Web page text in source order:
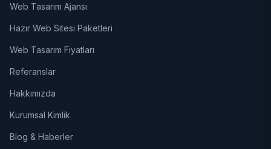
Web Tasarım Ajansı
Hazır Web Sitesi Paketleri
Web Tasarım Fiyatları
Referanslar
Hakkımızda
Kurumsal Kimlik
Blog & Haberler